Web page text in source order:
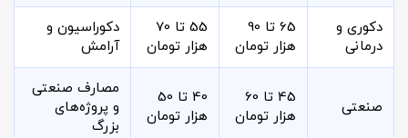
دکوری و
درمانی
65 تا 90
هزار تومان
55 تا 70
هزار تومان
دکوراسیون و
آرامش
صنعتی
45 تا 60
هزار تومان
40 تا 50
هزار تومان
مصارف صنعتی
و پروژه‌های
بزرگ